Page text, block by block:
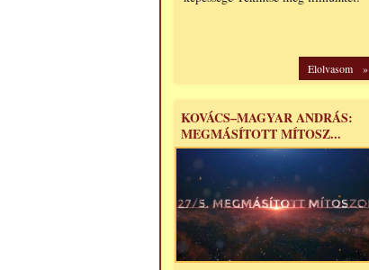
Elolvasom »
KOVÁCS–MAGYAR ANDRÁS:
MEGMÁSÍTOTT MÍTOSZ...